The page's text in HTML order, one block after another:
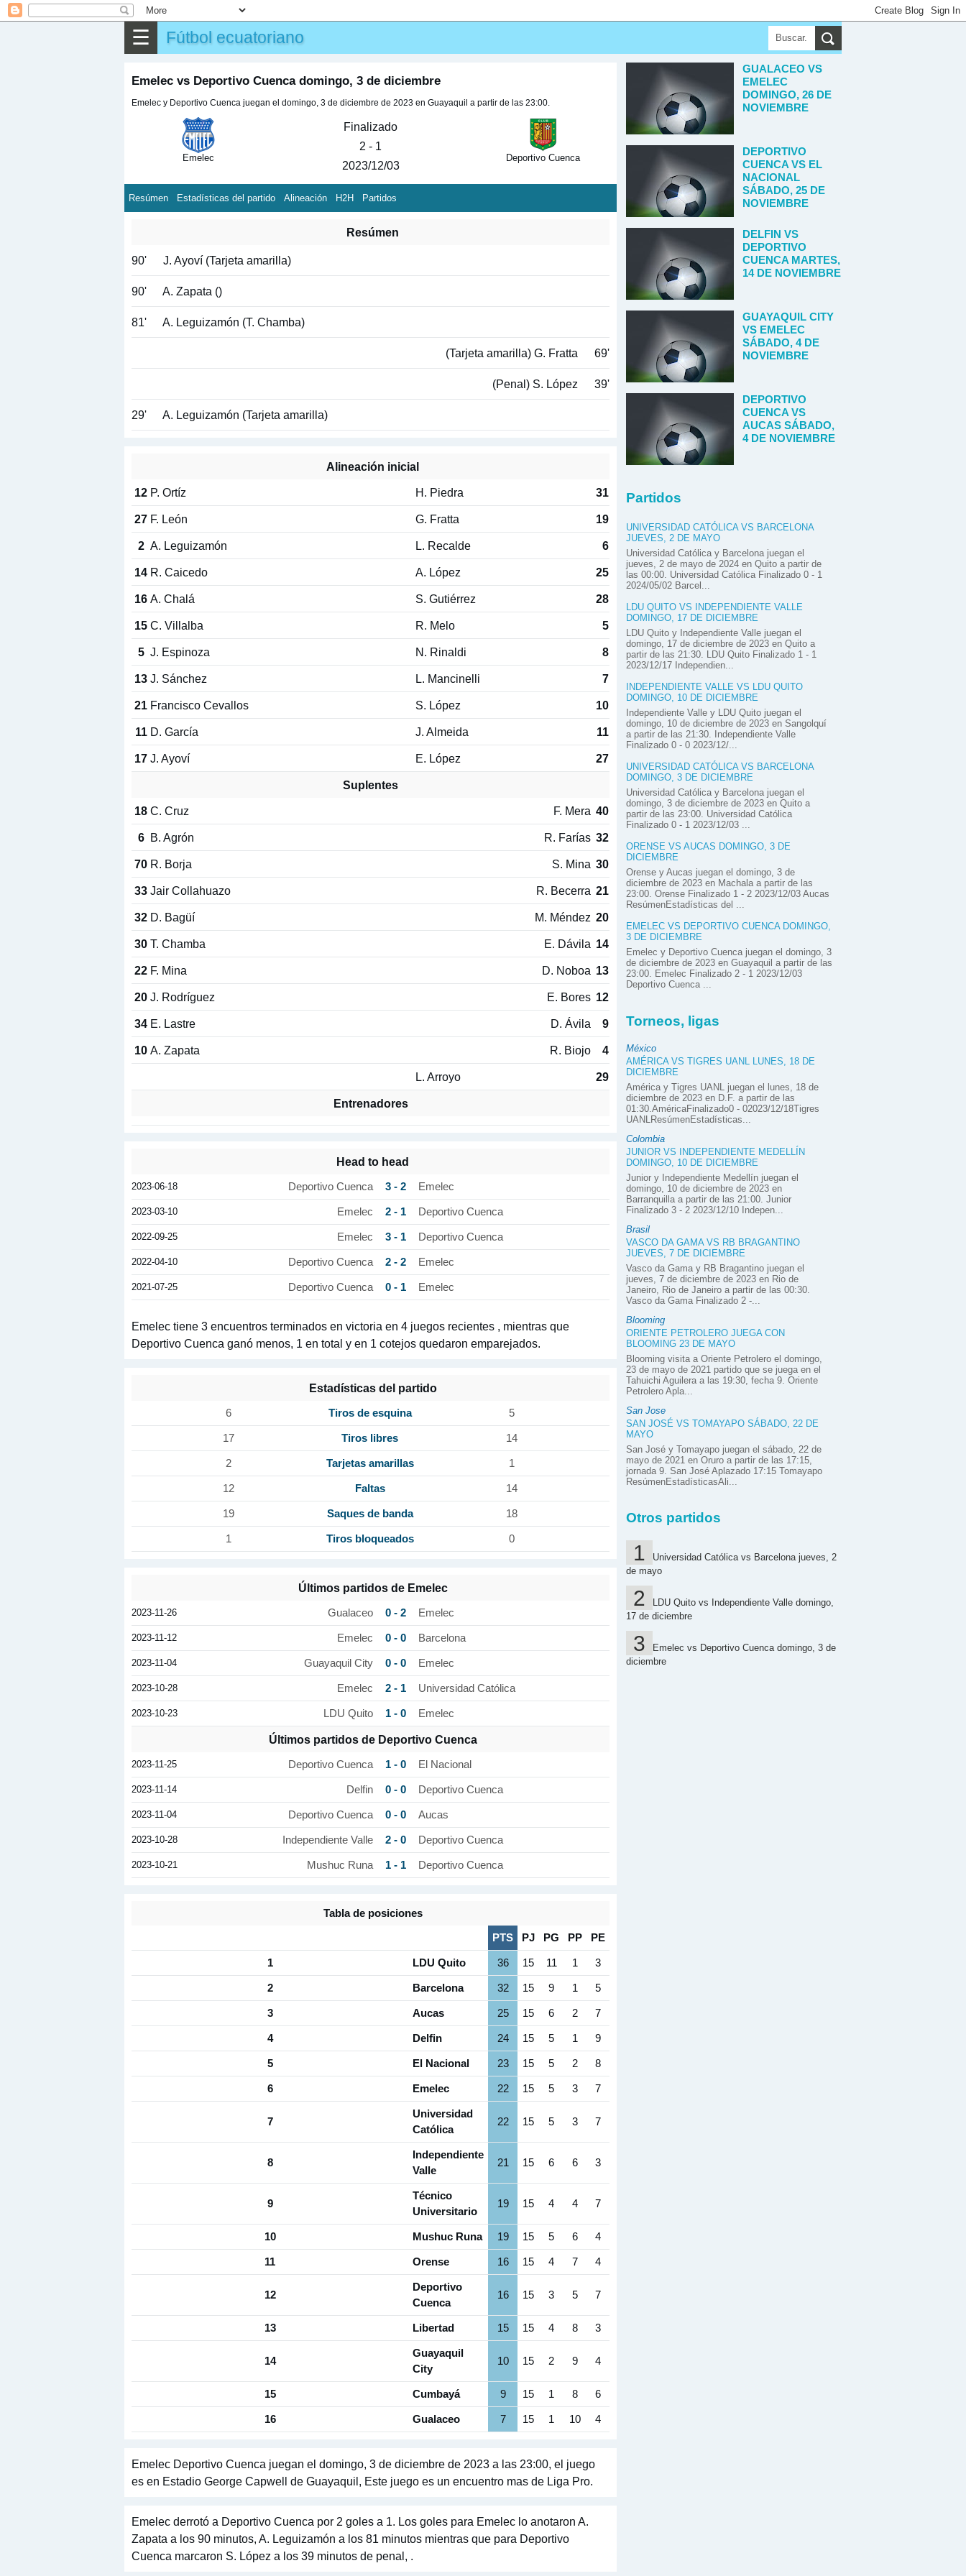
☰ Fútbol ecuatoriano
Emelec vs Deportivo Cuenca domingo, 3 de diciembre
Emelec y Deportivo Cuenca juegan el domingo, 3 de diciembre de 2023 en Guayaquil a partir de las 23:00.
Emelec
Finalizado
2 - 1
2023/12/03
Deportivo Cuenca
Resúmen Estadísticas del partido Alineación H2H Partidos
Resúmen
90' J. Ayoví (Tarjeta amarilla)
90' A. Zapata ()
81' A. Leguizamón (T. Chamba)
(Tarjeta amarilla) G. Fratta 69'
(Penal) S. López 39'
29' A. Leguizamón (Tarjeta amarilla)
Alineación inicial
12 P. Ortíz H. Piedra 31
27 F. León G. Fratta 19
2 A. Leguizamón L. Recalde 6
14 R. Caicedo A. López 25
16 A. Chalá S. Gutiérrez 28
15 C. Villalba R. Melo 5
5 J. Espinoza N. Rinaldi 8
13 J. Sánchez L. Mancinelli 7
21 Francisco Cevallos S. López 10
11 D. García J. Almeida 11
17 J. Ayoví E. López 27
Suplentes
18 C. Cruz F. Mera 40
6 B. Agrón R. Farías 32
70 R. Borja S. Mina 30
33 Jair Collahuazo R. Becerra 21
32 D. Bagüí M. Méndez 20
30 T. Chamba E. Dávila 14
22 F. Mina D. Noboa 13
20 J. Rodríguez E. Bores 12
34 E. Lastre D. Ávila 9
10 A. Zapata R. Biojo 4
L. Arroyo 29
Entrenadores
Head to head
2023-06-18 Deportivo Cuenca 3 - 2 Emelec
2023-03-10 Emelec 2 - 1 Deportivo Cuenca
2022-09-25 Emelec 3 - 1 Deportivo Cuenca
2022-04-10 Deportivo Cuenca 2 - 2 Emelec
2021-07-25 Deportivo Cuenca 0 - 1 Emelec
Emelec tiene 3 encuentros terminados en victoria en 4 juegos recientes , mientras que
Deportivo Cuenca ganó menos, 1 en total y en 1 cotejos quedaron emparejados.
Estadísticas del partido
6 Tiros de esquina 5
17 Tiros libres 14
2 Tarjetas amarillas 1
12 Faltas 14
19 Saques de banda 18
1 Tiros bloqueados 0
Últimos partidos de Emelec
2023-11-26 Gualaceo 0 - 2 Emelec
2023-11-12 Emelec 0 - 0 Barcelona
2023-11-04 Guayaquil City 0 - 0 Emelec
2023-10-28 Emelec 2 - 1 Universidad Católica
2023-10-23 LDU Quito 1 - 0 Emelec
Últimos partidos de Deportivo Cuenca
2023-11-25 Deportivo Cuenca 1 - 0 El Nacional
2023-11-14 Delfin 0 - 0 Deportivo Cuenca
2023-11-04 Deportivo Cuenca 0 - 0 Aucas
2023-10-28 Independiente Valle 2 - 0 Deportivo Cuenca
2023-10-21 Mushuc Runa 1 - 1 Deportivo Cuenca
Tabla de posiciones
PTS PJ PG PP PE
1 LDU Quito 36 15 11 1 3
2 Barcelona 32 15 9 1 5
3 Aucas 25 15 6 2 7
4 Delfin 24 15 5 1 9
5 El Nacional 23 15 5 2 8
6 Emelec 22 15 5 3 7
7
Universidad
Católica
22 15 5 3 7
8
Independiente
Valle
21 15 6 6 3
9
Técnico
Universitario
19 15 4 4 7
10 Mushuc Runa 19 15 5 6 4
11 Orense 16 15 4 7 4
12
Deportivo
Cuenca
16 15 3 5 7
13 Libertad 15 15 4 8 3
14
Guayaquil
City
10 15 2 9 4
15 Cumbayá 9 15 1 8 6
16 Gualaceo 7 15 1 10 4
Emelec Deportivo Cuenca juegan el domingo, 3 de diciembre de 2023 a las 23:00, el juego
es en Estadio George Capwell de Guayaquil, Este juego es un encuentro mas de Liga Pro.
Emelec derrotó a Deportivo Cuenca por 2 goles a 1. Los goles para Emelec lo anotaron A.
Zapata a los 90 minutos, A. Leguizamón a los 81 minutos mientras que para Deportivo
Cuenca marcaron S. López a los 39 minutos de penal, .
GUALACEO VS
EMELEC
DOMINGO, 26 DE
NOVIEMBRE
DEPORTIVO
CUENCA VS EL
NACIONAL
SÁBADO, 25 DE
NOVIEMBRE
DELFIN VS
DEPORTIVO
CUENCA MARTES,
14 DE NOVIEMBRE
GUAYAQUIL CITY
VS EMELEC
SÁBADO, 4 DE
NOVIEMBRE
DEPORTIVO
CUENCA VS
AUCAS SÁBADO,
4 DE NOVIEMBRE
Partidos
UNIVERSIDAD CATÓLICA VS BARCELONA
JUEVES, 2 DE MAYO
Universidad Católica y Barcelona juegan el
jueves, 2 de mayo de 2024 en Quito a partir de
las 00:00. Universidad Católica Finalizado 0 - 1
2024/05/02 Barcel...
LDU QUITO VS INDEPENDIENTE VALLE
DOMINGO, 17 DE DICIEMBRE
LDU Quito y Independiente Valle juegan el
domingo, 17 de diciembre de 2023 en Quito a
partir de las 21:30. LDU Quito Finalizado 1 - 1
2023/12/17 Independien...
INDEPENDIENTE VALLE VS LDU QUITO
DOMINGO, 10 DE DICIEMBRE
Independiente Valle y LDU Quito juegan el
domingo, 10 de diciembre de 2023 en Sangolquí
a partir de las 21:30. Independiente Valle
Finalizado 0 - 0 2023/12/...
UNIVERSIDAD CATÓLICA VS BARCELONA
DOMINGO, 3 DE DICIEMBRE
Universidad Católica y Barcelona juegan el
domingo, 3 de diciembre de 2023 en Quito a
partir de las 23:00. Universidad Católica
Finalizado 0 - 1 2023/12/03 ...
ORENSE VS AUCAS DOMINGO, 3 DE
DICIEMBRE
Orense y Aucas juegan el domingo, 3 de
diciembre de 2023 en Machala a partir de las
23:00. Orense Finalizado 1 - 2 2023/12/03 Aucas
ResúmenEstadísticas del ...
EMELEC VS DEPORTIVO CUENCA DOMINGO,
3 DE DICIEMBRE
Emelec y Deportivo Cuenca juegan el domingo, 3
de diciembre de 2023 en Guayaquil a partir de las
23:00. Emelec Finalizado 2 - 1 2023/12/03
Deportivo Cuenca ...
Torneos, ligas
México
AMÉRICA VS TIGRES UANL LUNES, 18 DE
DICIEMBRE
América y Tigres UANL juegan el lunes, 18 de
diciembre de 2023 en D.F. a partir de las
01:30.AméricaFinalizado0 - 02023/12/18Tigres
UANLResúmenEstadísticas...
Colombia
JUNIOR VS INDEPENDIENTE MEDELLÍN
DOMINGO, 10 DE DICIEMBRE
Junior y Independiente Medellín juegan el
domingo, 10 de diciembre de 2023 en
Barranquilla a partir de las 21:00. Junior
Finalizado 3 - 2 2023/12/10 Indepen...
Brasil
VASCO DA GAMA VS RB BRAGANTINO
JUEVES, 7 DE DICIEMBRE
Vasco da Gama y RB Bragantino juegan el
jueves, 7 de diciembre de 2023 en Rio de
Janeiro, Rio de Janeiro a partir de las 00:30.
Vasco da Gama Finalizado 2 -...
Blooming
ORIENTE PETROLERO JUEGA CON
BLOOMING 23 DE MAYO
Blooming visita a Oriente Petrolero el domingo,
23 de mayo de 2021 partido que se juega en el
Tahuichi Aguilera a las 19:30, fecha 9. Oriente
Petrolero Apla...
San Jose
SAN JOSÉ VS TOMAYAPO SÁBADO, 22 DE
MAYO
San José y Tomayapo juegan el sábado, 22 de
mayo de 2021 en Oruro a partir de las 17:15,
jornada 9. San José Aplazado 17:15 Tomayapo
ResúmenEstadísticasAli...
Otros partidos
Universidad Católica vs Barcelona jueves, 2
de mayo
LDU Quito vs Independiente Valle domingo,
17 de diciembre
Emelec vs Deportivo Cuenca domingo, 3 de
diciembre